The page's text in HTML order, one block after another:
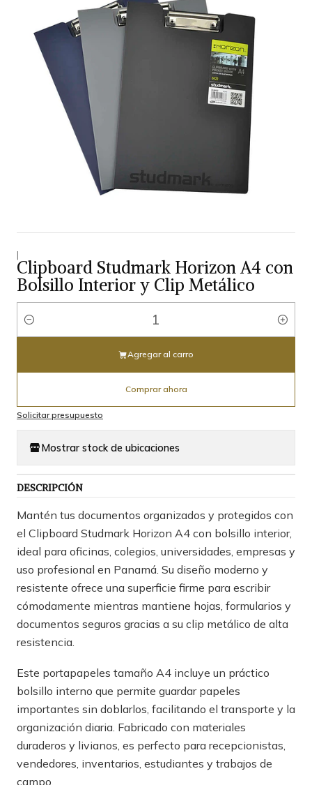
|
Clipboard Studmark Horizon A4 con
Bolsillo Interior y Clip Metálico
Cantidad
Agregar al carro
Comprar ahora
Solicitar presupuesto
Mostrar stock de ubicaciones
DESCRIPCIÓN
Mantén tus documentos organizados y protegidos con
el Clipboard Studmark Horizon A4 con bolsillo interior,
ideal para oficinas, colegios, universidades, empresas y
uso profesional en Panamá. Su diseño moderno y
resistente ofrece una superficie firme para escribir
cómodamente mientras mantiene hojas, formularios y
documentos seguros gracias a su clip metálico de alta
resistencia.
Este portapapeles tamaño A4 incluye un práctico
bolsillo interno que permite guardar papeles
importantes sin doblarlos, facilitando el transporte y la
organización diaria. Fabricado con materiales
duraderos y livianos, es perfecto para recepcionistas,
vendedores, inventarios, estudiantes y trabajos de
campo.